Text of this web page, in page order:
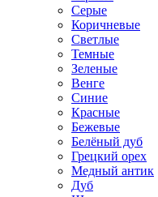
Серые
Коричневые
Светлые
Темные
Зеленые
Венге
Синие
Красные
Бежевые
Белёный дуб
Грецкий орех
Медный антик
Дуб